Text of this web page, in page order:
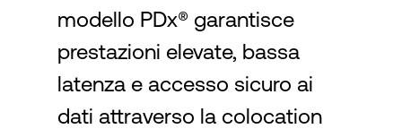
modello PDx® garantisce
prestazioni elevate, bassa
latenza e accesso sicuro ai
dati attraverso la colocation